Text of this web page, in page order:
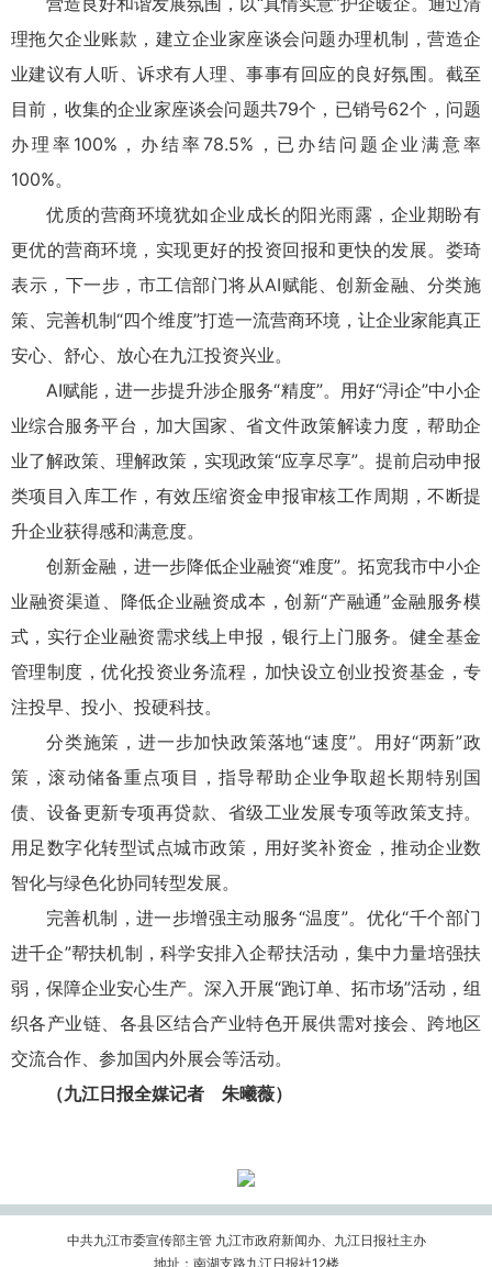
理拖欠企业账款，建立企业家座谈会问题办理机制，营造企
业建议有人听、诉求有人理、事事有回应的良好氛围。截至
目前，收集的企业家座谈会问题共79个，已销号62个，问题
办理率100%，办结率78.5%，已办结问题企业满意率
100%。
优质的营商环境犹如企业成长的阳光雨露，企业期盼有
更优的营商环境，实现更好的投资回报和更快的发展。娄琦
表示，下一步，市工信部门将从AI赋能、创新金融、分类施
策、完善机制“四个维度”打造一流营商环境，让企业家能真正
安心、舒心、放心在九江投资兴业。
AI赋能，进一步提升涉企服务“精度”。用好“浔i企”中小企
业综合服务平台，加大国家、省文件政策解读力度，帮助企
业了解政策、理解政策，实现政策“应享尽享”。提前启动申报
类项目入库工作，有效压缩资金申报审核工作周期，不断提
升企业获得感和满意度。
创新金融，进一步降低企业融资“难度”。拓宽我市中小企
业融资渠道、降低企业融资成本，创新“产融通”金融服务模
式，实行企业融资需求线上申报，银行上门服务。健全基金
管理制度，优化投资业务流程，加快设立创业投资基金，专
注投早、投小、投硬科技。
分类施策，进一步加快政策落地“速度”。用好“两新”政
策，滚动储备重点项目，指导帮助企业争取超长期特别国
债、设备更新专项再贷款、省级工业发展专项等政策支持。
用足数字化转型试点城市政策，用好奖补资金，推动企业数
智化与绿色化协同转型发展。
完善机制，进一步增强主动服务“温度”。优化“千个部门
进千企”帮扶机制，科学安排入企帮扶活动，集中力量培强扶
弱，保障企业安心生产。深入开展“跑订单、拓市场”活动，组
织各产业链、各县区结合产业特色开展供需对接会、跨地区
交流合作、参加国内外展会等活动。
（九江日报全媒记者 朱曦薇）
中共九江市委宣传部主管 九江市政府新闻办、九江日报社主办
地址：南湖支路九江日报社12楼